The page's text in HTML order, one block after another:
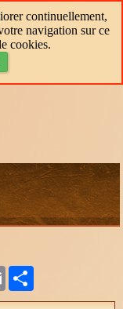
continuellement,
navigation sur ce
cookies.
Email